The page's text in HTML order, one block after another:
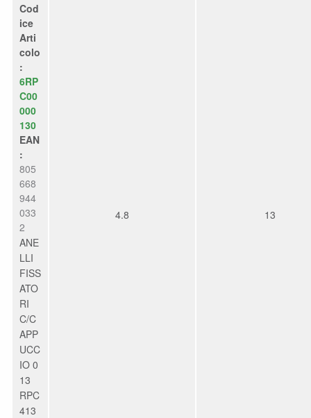
Cod
ice
Arti
colo
:
6RP
C00
000
130
EAN
:
805
668
944
033
2
ANE
LLI
FISS
ATO
RI
C/C
APP
UCC
IO 0
13
RPC
413
4.8 13